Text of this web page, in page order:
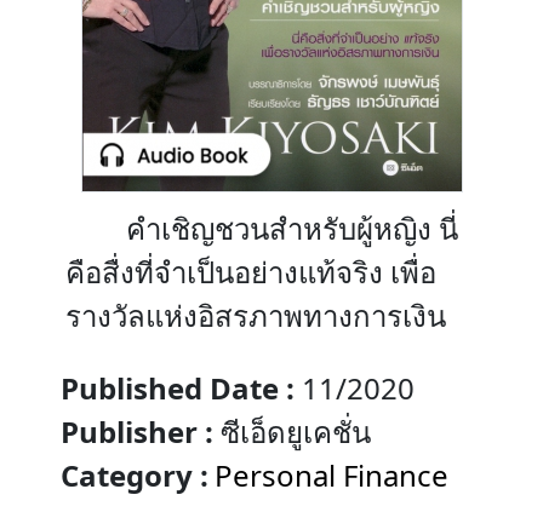
คำเชิญชวนสำหรับผู้หญิง นี่
คือสื่งที่จำเป็นอย่างแท้จริง เพื่อ
รางวัลแห่งอิสรภาพทางการเงิน
Published Date : 11/2020
Publisher : ซีเอ็ดยูเคชั่น
Category : Personal Finance